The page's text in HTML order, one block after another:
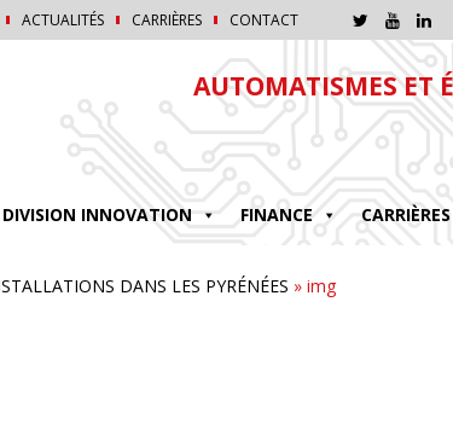
ACTUALITÉS CARRIÈRES CONTACT
AUTOMATISMES ET
DIVISION INNOVATION FINANCE CARRIÈRES
DANS LES PYRÉNÉES » img